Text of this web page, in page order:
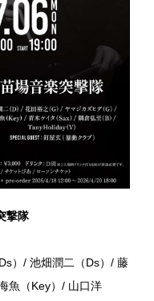
撃隊
）/ 池畑潤二（Ds）/ 藤
魚（Key）/ 山口洋